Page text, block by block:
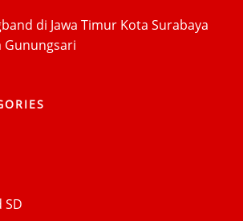
di Jawa Timur Kota Surabaya
Gunungsari